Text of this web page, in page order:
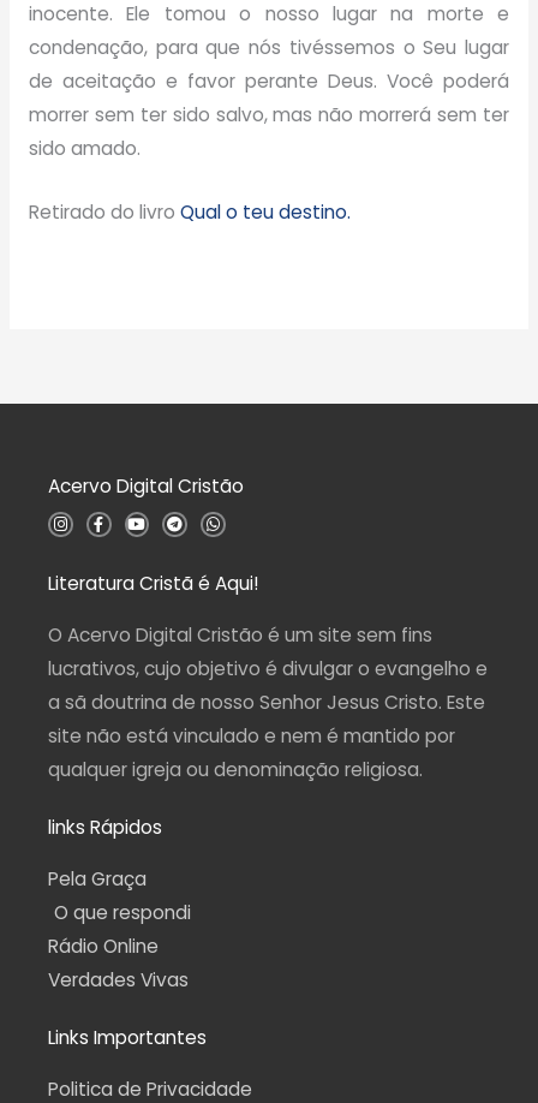
inocente. Ele tomou o nosso lugar na morte e
condenação, para que nós tivéssemos o Seu lugar
de aceitação e favor perante Deus. Você poderá
morrer sem ter sido salvo, mas não morrerá sem ter
sido amado.
Retirado do livro Qual o teu destino.
Acervo Digital Cristão
I
n
a
g
a
m
F
a
b
o
k
-
f
Y
o
u
b
T
e
g
r
m
W
h
s
a
p
Literatura Cristã é Aqui!
O Acervo Digital Cristão é um site sem fins
lucrativos, cujo objetivo é divulgar o evangelho e
a sã doutrina de nosso Senhor Jesus Cristo. Este
site não está vinculado e nem é mantido por
qualquer igreja ou denominação religiosa.
links Rápidos
Pela Graça
O que respondi
Rádio Online
Verdades Vivas
Links Importantes
Politica de Privacidade